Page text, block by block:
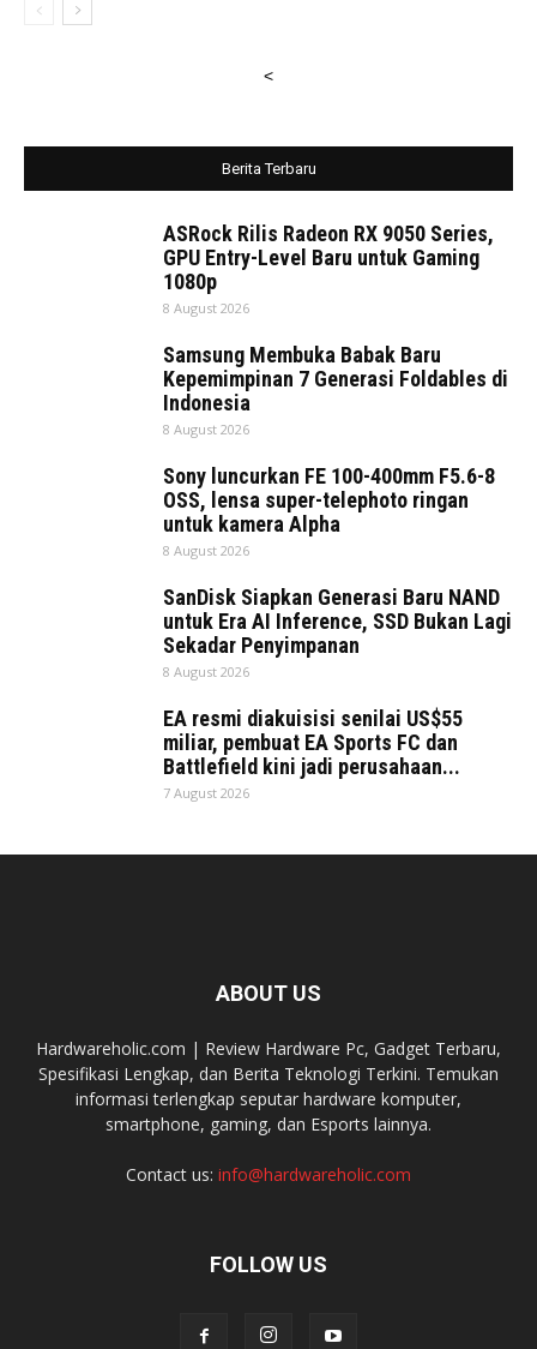
<
Berita Terbaru
ASRock Rilis Radeon RX 9050 Series,
GPU Entry-Level Baru untuk Gaming
1080p
8 August 2026
Samsung Membuka Babak Baru
Kepemimpinan 7 Generasi Foldables di
Indonesia
8 August 2026
Sony luncurkan FE 100-400mm F5.6-8
OSS, lensa super-telephoto ringan
untuk kamera Alpha
8 August 2026
SanDisk Siapkan Generasi Baru NAND
untuk Era AI Inference, SSD Bukan Lagi
Sekadar Penyimpanan
8 August 2026
EA resmi diakuisisi senilai US$55
miliar, pembuat EA Sports FC dan
Battlefield kini jadi perusahaan...
7 August 2026
ABOUT US
Hardwareholic.com | Review Hardware Pc, Gadget Terbaru,
Spesifikasi Lengkap, dan Berita Teknologi Terkini. Temukan
informasi terlengkap seputar hardware komputer,
smartphone, gaming, dan Esports lainnya.
Contact us: info@hardwareholic.com
FOLLOW US